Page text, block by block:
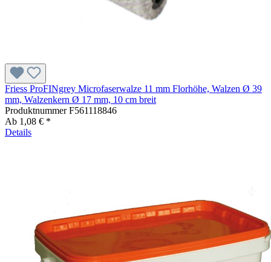
Friess ProFINgrey Microfaserwalze 11 mm Florhöhe, Walzen Ø 39
mm, Walzenkern Ø 17 mm, 10 cm breit
ProduktnummerF561118846
Ab 1,08 € *
Details